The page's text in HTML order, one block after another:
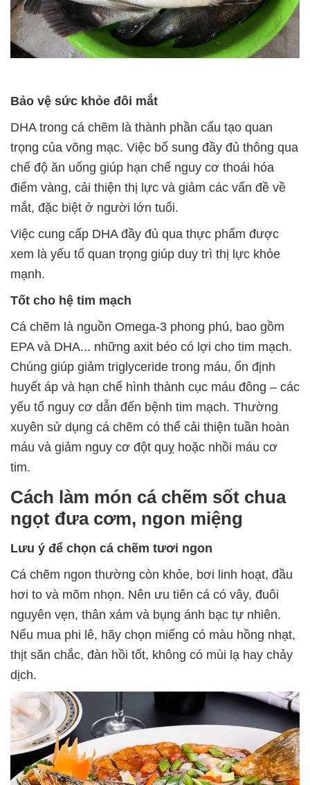
Bảo vệ sức khỏe đôi mắt
DHA trong cá chẽm là thành phần cấu tạo quan
trọng của võng mạc. Việc bổ sung đầy đủ thông qua
chế độ ăn uống giúp hạn chế nguy cơ thoái hóa
điểm vàng, cải thiện thị lực và giảm các vấn đề về
mắt, đặc biệt ở người lớn tuổi.
Việc cung cấp DHA đầy đủ qua thực phẩm được
xem là yếu tố quan trọng giúp duy trì thị lực khỏe
mạnh.
Tốt cho hệ tim mạch
Cá chẽm là nguồn Omega-3 phong phú, bao gồm
EPA và DHA... những axit béo có lợi cho tim mạch.
Chúng giúp giảm triglyceride trong máu, ổn định
huyết áp và hạn chế hình thành cục máu đông – các
yếu tố nguy cơ dẫn đến bệnh tim mạch. Thường
xuyên sử dụng cá chẽm có thể cải thiện tuần hoàn
máu và giảm nguy cơ đột quỵ hoặc nhồi máu cơ
tim.
Cách làm món cá chẽm sốt chua
ngọt đưa cơm, ngon miệng
Lưu ý để chọn cá chẽm tươi ngon
Cá chẽm ngon thường còn khỏe, bơi linh hoạt, đầu
hơi to và mõm nhọn. Nên ưu tiên cá có vây, đuôi
nguyên vẹn, thân xám và bụng ánh bạc tự nhiên.
Nếu mua phi lê, hãy chọn miếng có màu hồng nhạt,
thịt săn chắc, đàn hồi tốt, không có mùi lạ hay chảy
dịch.